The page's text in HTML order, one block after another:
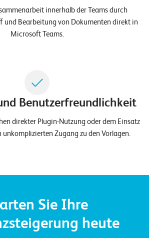
E
R
L
u
c
T
S
innerhalb der Teams durch
und Bearbeitung von Dokumenten direkt in
Microsoft Teams.
Benutzerfreundlichkeit
direkter Plugin-Nutzung oder dem Einsatz
unkomplizierten Zugang zu den Vorlagen.
Sie Ihre
heute